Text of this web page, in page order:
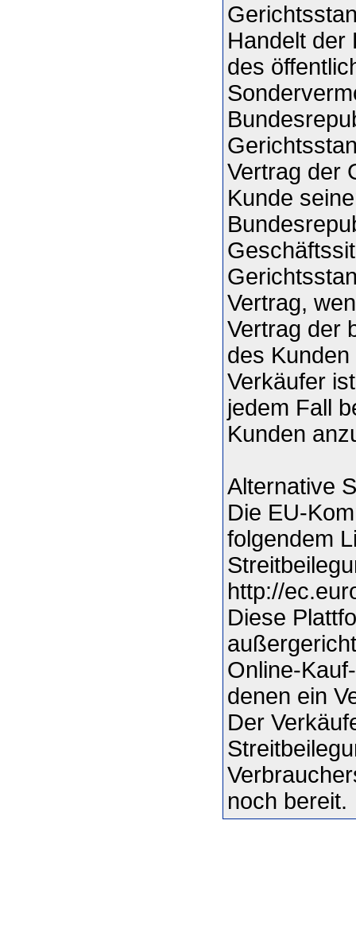
Handelt der
des
Vertrag der
Kunde
Vertrag,
Vertrag der
des
Verkäufer
jedem Fall
Kunden
Alternative
Die EU-
folgendem
http://
Diese
Online-
denen ein
Der
noch bereit.